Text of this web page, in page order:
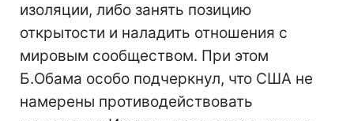
изоляции, либо занять позицию
открытости и наладить отношения с
мировым сообществом. При этом
Б.Обама особо подчеркнул, что США не
намерены противодействовать